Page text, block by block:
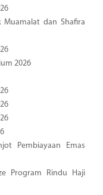
Muamalat dan Shafira
2026
Pembiayaan Emas
Program Rindu Haji